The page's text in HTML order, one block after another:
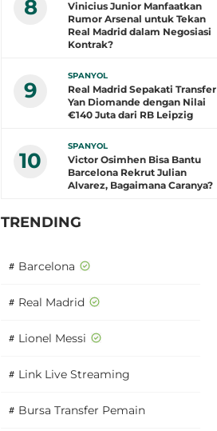
8
Vinicius Junior Manfaatkan
Rumor Arsenal untuk Tekan
Real Madrid dalam Negosiasi
Kontrak?
9
SPANYOL
Real Madrid Sepakati Transfer
Yan Diomande dengan Nilai
€140 Juta dari RB Leipzig
10
SPANYOL
Victor Osimhen Bisa Bantu
Barcelona Rekrut Julian
Alvarez, Bagaimana Caranya?
TRENDING
# Barcelona
# Real Madrid
# Lionel Messi
# Link Live Streaming
# Bursa Transfer Pemain